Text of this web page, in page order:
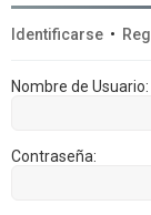
Identificarse •
Nombre de Usuario:
Contraseña: